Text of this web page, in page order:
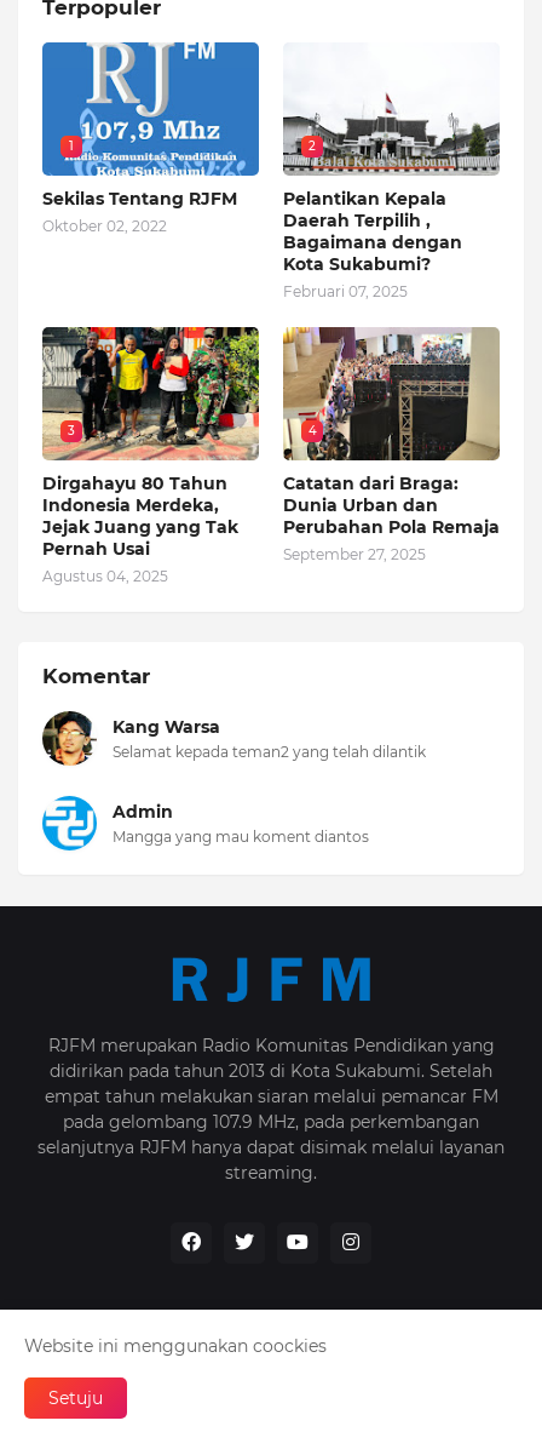
Terpopuler
1
Sekilas Tentang RJFM
Oktober 02, 2022
2
Pelantikan Kepala
Daerah Terpilih ,
Bagaimana dengan
Kota Sukabumi?
Februari 07, 2025
3
Dirgahayu 80 Tahun
Indonesia Merdeka,
Jejak Juang yang Tak
Pernah Usai
Agustus 04, 2025
4
Catatan dari Braga:
Dunia Urban dan
Perubahan Pola Remaja
September 27, 2025
Komentar
Kang Warsa
Selamat kepada teman2 yang telah dilantik
Admin
Mangga yang mau koment diantos
RJFM merupakan Radio Komunitas Pendidikan yang
didirikan pada tahun 2013 di Kota Sukabumi. Setelah
empat tahun melakukan siaran melalui pemancar FM
pada gelombang 107.9 MHz, pada perkembangan
selanjutnya RJFM hanya dapat disimak melalui layanan
streaming.
Home Tentang Kami Kebijakan
Website ini menggunakan coockies
Setuju